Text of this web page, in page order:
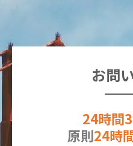
お問
24時間
原則24時